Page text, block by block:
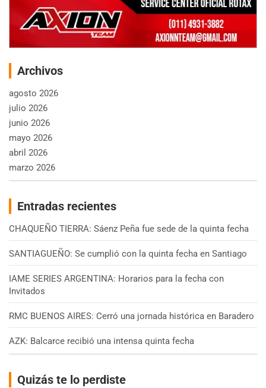
Archivos
agosto 2026
julio 2026
junio 2026
mayo 2026
abril 2026
marzo 2026
Entradas recientes
CHAQUEÑO TIERRA: Sáenz Peña fue sede de la quinta fecha
SANTIAGUEÑO: Se cumplió con la quinta fecha en Santiago
IAME SERIES ARGENTINA: Horarios para la fecha con
Invitados
RMC BUENOS AIRES: Cerró una jornada histórica en Baradero
AZK: Balcarce recibió una intensa quinta fecha
Quizás te lo perdiste